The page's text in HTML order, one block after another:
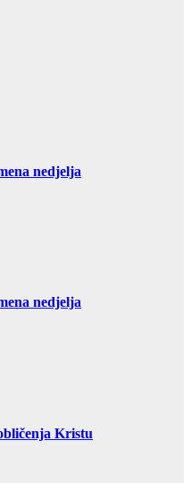
nedjelja
nedjelja
Kristu